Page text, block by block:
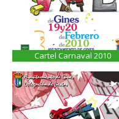
Cartel Carnaval 2010